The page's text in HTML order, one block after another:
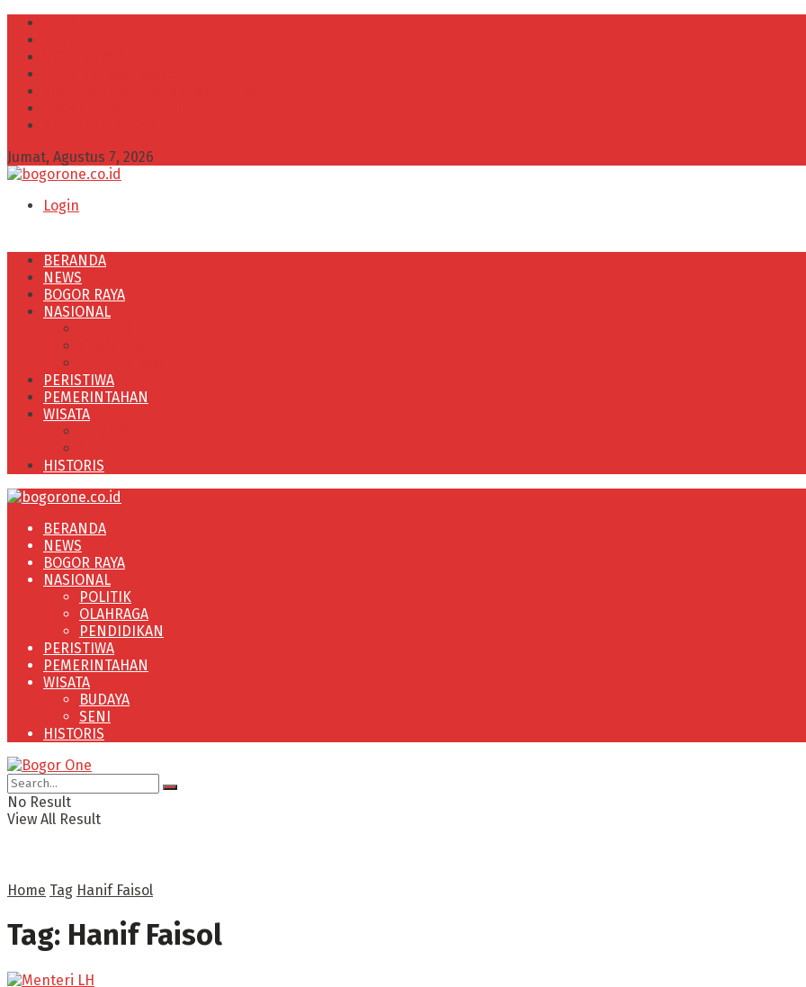
Jumat, Agustus 7, 2026
Login
BERANDA
NEWS
BOGOR RAYA
NASIONAL
PERISTIWA
PEMERINTAHAN
WISATA
HISTORIS
BERANDA
NEWS
BOGOR RAYA
NASIONAL
POLITIK
OLAHRAGA
PENDIDIKAN
PERISTIWA
PEMERINTAHAN
WISATA
BUDAYA
SENI
HISTORIS
No Result
View All Result
Home Tag Hanif Faisol
Tag: Hanif Faisol